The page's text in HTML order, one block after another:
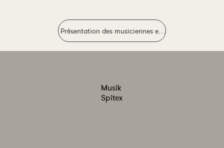
Présentation des musiciennes et musiciens
Musik
Spitex